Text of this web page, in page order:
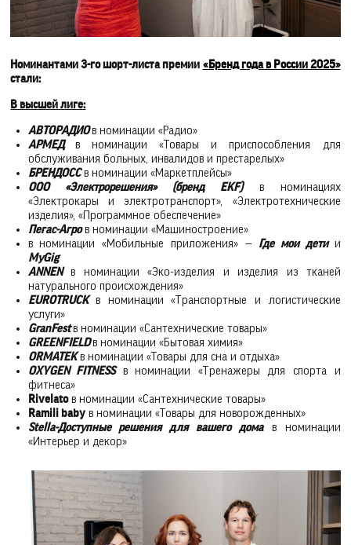
Номинантами 3-го шорт-листа премии «Бренд года в России 2025»
стали:
В высшей лиге:
АВТОРАДИОв номинации «Радио»
АРМЕД в номинации «Товары и приспособления для
обслуживания больных, инвалидов и престарелых»
БРЕНДОССв номинации «Маркетплейсы»
ООО «Электрорешения» (бренд EKF)в номинациях
«Электрокары и электротранспорт», «Электротехнические
изделия», «Программное обеспечение»
Пегас-Агров номинации «Машиностроение»
в номинации «Мобильные приложения» — Где мои дети и
MyGig
ANNENв номинации «Эко-изделия и изделия из тканей
натурального происхождения»
EUROTRUCKв номинации «Транспортные и логистические
услуги»
GranFestв номинации «Сантехнические товары»
GREENFIELDв номинации «Бытовая химия»
ORMATEKв номинации «Товары для сна и отдыха»
OXYGEN FITNESSв номинации «Тренажеры для спорта и
фитнеса»
Rivelatoв номинации «Сантехнические товары»
Ramili babyв номинации «Товары для новорожденных»
Stella-Доступные решения для вашего домав номинации
«Интерьер и декор»